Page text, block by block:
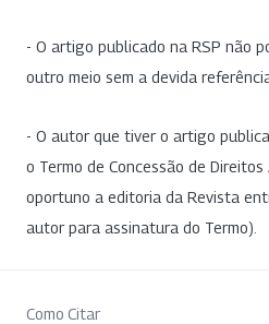
- O artigo publicado na RSP não
outro meio sem a devida
- O autor que tiver o artigo
o Termo de Concessão de
oportuno a editoria da Revista
autor para assinatura do Termo).
Como Citar